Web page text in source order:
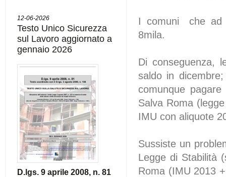
12-06-2026
Testo Unico Sicurezza
sul Lavoro aggiornato a
gennaio 2026
D.lgs. 9 aprile 2008, n. 81
I comuni che ad
8mila.
Di conseguenza,
saldo in
comunque
Salva Roma
IMU con aliquote
Sussiste un
Legge di Stabilità
Roma (IMU 2013